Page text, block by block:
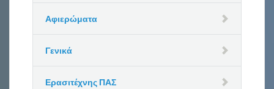
Αφιερώματα
Γενικά
Ερασιτέχνης ΠΑΣ